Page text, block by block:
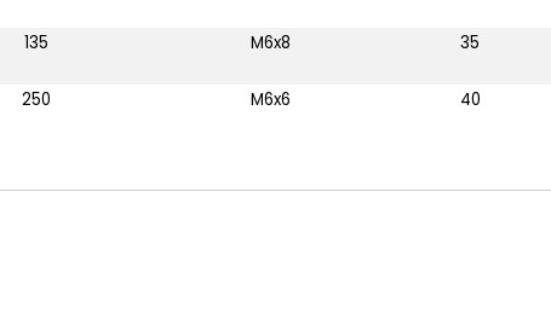
35
M6x8
135
40
M6x6
250